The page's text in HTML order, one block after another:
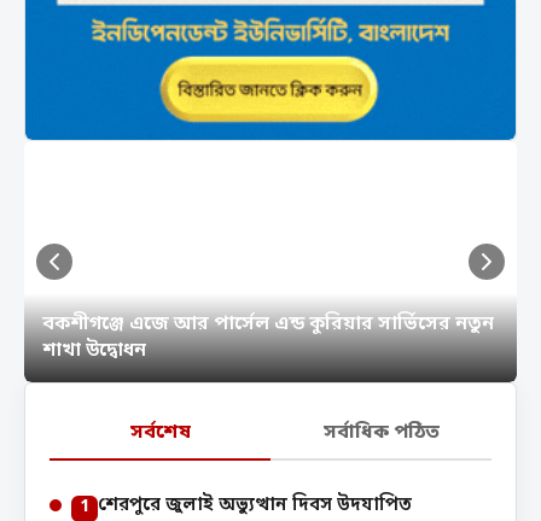
বকশীগঞ্জে এজে আর পার্সেল এন্ড কুরিয়ার সার্ভিসের নতুন
শাখা উদ্বোধন
সর্বশেষ সর্বাধিক পঠিত
1 শেরপুরে জুলাই অভ্যুত্থান দিবস উদযাপিত